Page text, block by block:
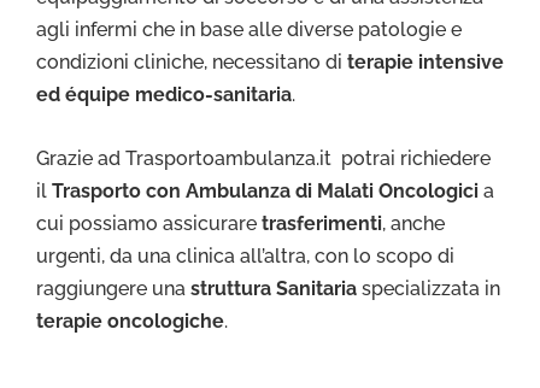
agli infermi che in base alle diverse patologie e
condizioni cliniche, necessitano di terapie intensive
ed équipe medico-sanitaria.
Grazie ad Trasportoambulanza.it potrai richiedere
il Trasporto con Ambulanza di Malati Oncologici a
cui possiamo assicurare trasferimenti, anche
urgenti, da una clinica all’altra, con lo scopo di
raggiungere una struttura Sanitaria specializzata in
terapie oncologiche.